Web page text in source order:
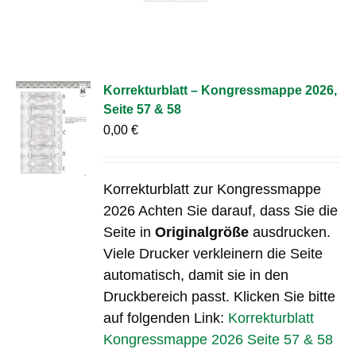
Korrekturblatt – Kongressmappe 2026,
Seite 57 & 58
0,00€
Korrekturblatt zur Kongressmappe
2026 Achten Sie darauf, dass Sie die
Seite inOriginalgröße ausdrucken.
Viele Drucker verkleinern die Seite
automatisch, damit sie in den
Druckbereich passt. Klicken Sie bitte
auf folgenden Link: Korrekturblatt
Kongressmappe 2026 Seite 57 & 58